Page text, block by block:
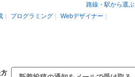
路線・駅から選ぶ
プログラミング Webデザイナー